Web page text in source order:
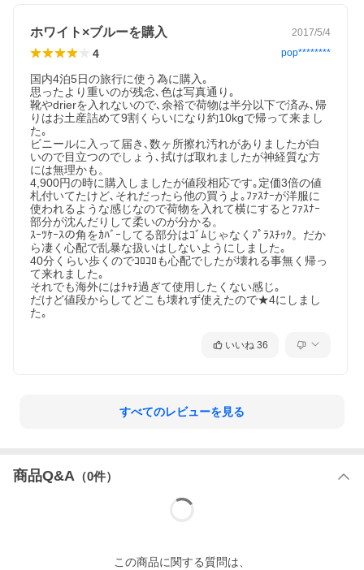
ホワイト×ブルーを購入 2017/5/4
4 pop********
国内4泊5日の旅行に使う為に購入｡
思ったより重いのが残念､色は写真通り｡
靴やdrierを入れないので､余裕で荷物は半分以下で済み､帰
りはお土産詰めて9割くらいになり約10kgで帰って来まし
た｡
ビニールに入って届き､数ヶ所擦れ汚れがありましたが白
いので目立つのでしょう､拭けば取れましたが神経質な方
には無理かも。
4,900円の時に購入しましたが値段相応です｡定価3倍の値
札付いてたけど､それだったら他の買うよ｡ﾌｧｽﾅｰが洋服に
使われるような感じなので荷物を入れて横にするとﾌｧｽﾅｰ
部分が沈んだりして柔いのが分かる。
ｽｰﾂｹｰｽの角をｶﾊﾞｰしてる部分はｺﾞﾑじゃなくﾌﾟﾗｽﾁｯｸ。だか
ら凄く心配で乱暴な扱いはしないようにしました｡
40分くらい歩くのでｺﾛｺﾛも心配でしたが壊れる事無く帰っ
て来れました｡
それでも海外にはﾁｬﾁ過ぎて使用したくない感じ｡
だけど値段からしてどこも壊れず使えたので★4にしまし
た｡
いいね 36
すべてのレビューを見る
商品Q&A （0件）
この商品に関する質問は、